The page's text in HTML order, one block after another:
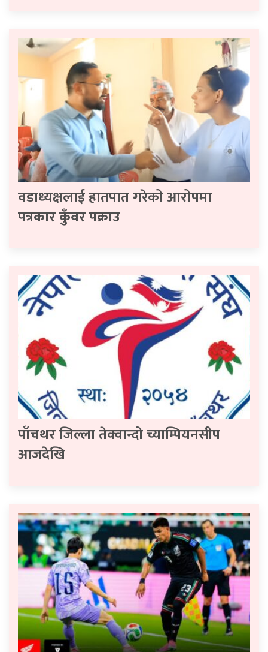
वडाध्यक्षलाई हातपात गरेको आरोपमा
पत्रकार कुँवर पक्राउ
पाँचथर जिल्ला तेक्वान्दो च्याम्पियनसीप
आजदेखि